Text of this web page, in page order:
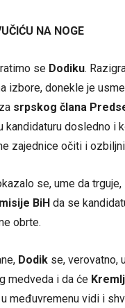
NA NOGE
se Dodiku.
izbore, donekle je
srpskog člana
kandidaturu dosledno i
zajednice očiti i
se, ume da
BiH da se
obrte.
Dodik se, verovatno,
medveda i da će Kremlj
u međuvremenu vidi i